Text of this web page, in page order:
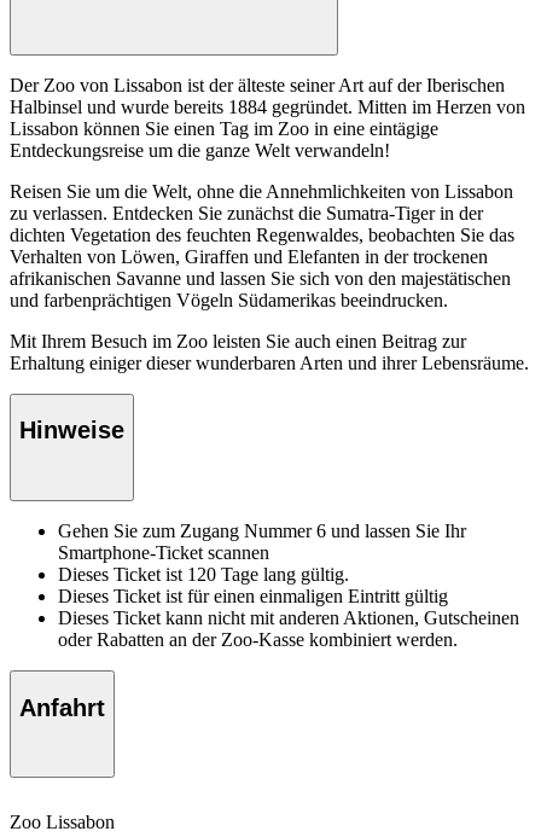
Der Zoo von Lissabon ist der älteste seiner Art auf der Iberischen
Halbinsel und wurde bereits 1884 gegründet. Mitten im Herzen von
Lissabon können Sie einen Tag im Zoo in eine eintägige
Entdeckungsreise um die ganze Welt verwandeln!
Reisen Sie um die Welt, ohne die Annehmlichkeiten von Lissabon
zu verlassen. Entdecken Sie zunächst die Sumatra-Tiger in der
dichten Vegetation des feuchten Regenwaldes, beobachten Sie das
Verhalten von Löwen, Giraffen und Elefanten in der trockenen
afrikanischen Savanne und lassen Sie sich von den majestätischen
und farbenprächtigen Vögeln Südamerikas beeindrucken.
Mit Ihrem Besuch im Zoo leisten Sie auch einen Beitrag zur
Erhaltung einiger dieser wunderbaren Arten und ihrer Lebensräume.
Hinweise
Gehen Sie zum Zugang Nummer 6 und lassen Sie Ihr
Smartphone-Ticket scannen
Dieses Ticket ist 120 Tage lang gültig.
Dieses Ticket ist für einen einmaligen Eintritt gültig
Dieses Ticket kann nicht mit anderen Aktionen, Gutscheinen
oder Rabatten an der Zoo-Kasse kombiniert werden.
Anfahrt
Zoo Lissabon